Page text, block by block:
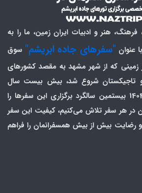
هنر و ادبیات ایران زمین، ما را به
عنوان "سفرهای جاده ابریشم" سوق
زمینی که از شهر مشهد به مقصد کشورهای
و تاجیکستان شروع شد، بیش بیست سال
گذشته است. در سال 1404 بیستمین سالگرد برگزاری این سفرها را
در هر سفر تلاش می‌کنیم، کیفیت این سفر
و رضایت بیش از بیش همسفرانمان را فراهم